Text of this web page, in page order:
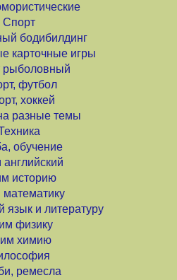
Спорт
бодибилдинг
карточные игры
рыболовный
футбол
хоккей
разные темы
обучение
историю
язык и литературу
физику
химию
ремесла